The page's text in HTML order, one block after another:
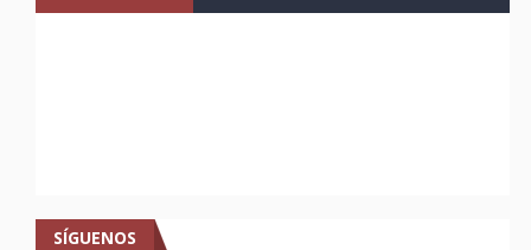
SÍGUENOS